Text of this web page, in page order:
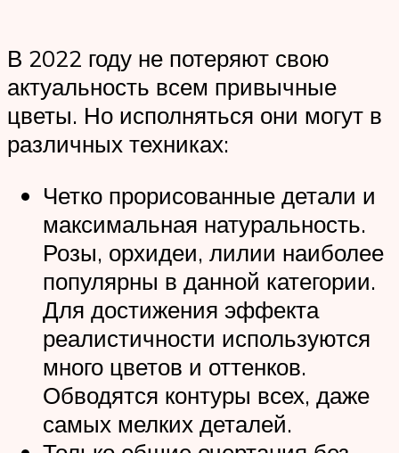
В 2022 году не потеряют свою
актуальность всем привычные
цветы. Но исполняться они могут в
различных техниках:
Четко прорисованные детали и
максимальная натуральность.
Розы, орхидеи, лилии наиболее
популярны в данной категории.
Для достижения эффекта
реалистичности используются
много цветов и оттенков.
Обводятся контуры всех, даже
самых мелких деталей.